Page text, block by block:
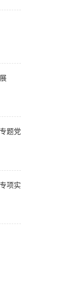
题党
项实